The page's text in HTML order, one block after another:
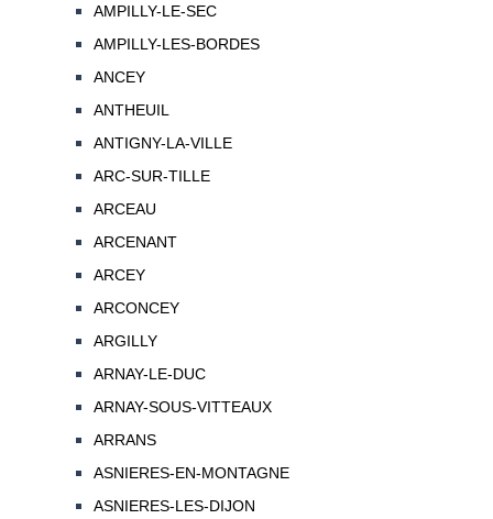
AMPILLY-LE-SEC
AMPILLY-LES-BORDES
ANCEY
ANTHEUIL
ANTIGNY-LA-VILLE
ARC-SUR-TILLE
ARCEAU
ARCENANT
ARCEY
ARCONCEY
ARGILLY
ARNAY-LE-DUC
ARNAY-SOUS-VITTEAUX
ARRANS
ASNIERES-EN-MONTAGNE
ASNIERES-LES-DIJON